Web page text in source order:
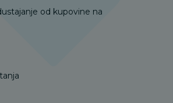
od kupovine na